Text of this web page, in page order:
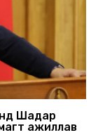
Шадар
ажиллав